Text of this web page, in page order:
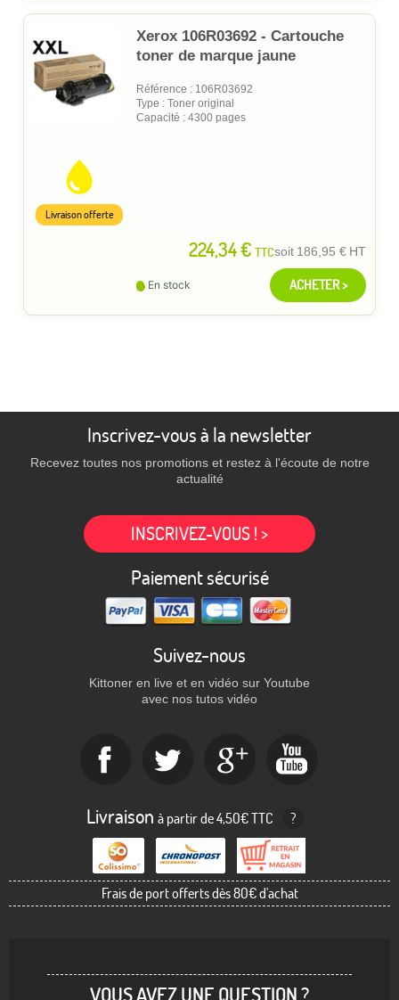
Xerox 106R03692 - Cartouche
toner de marque jaune
Référence : 106R03692
Type : Toner original
Capacité : 4300 pages
224,34 € TTCsoit 186,95 € HT
Livraison offerte
En stock ACHETER >
Inscrivez-vous à la newsletter
Recevez toutes nos promotions et restez à l'écoute de notre
actualité
INSCRIVEZ-VOUS ! >
Paiement sécurisé
Suivez-nous
Kittoner en live et en vidéo sur Youtube
avec nos tutos vidéo
Livraison à partir de 4,50€ TTC ?
Frais de port offerts dès 80€ d'achat
VOUS AVEZ UNE QUESTION ?